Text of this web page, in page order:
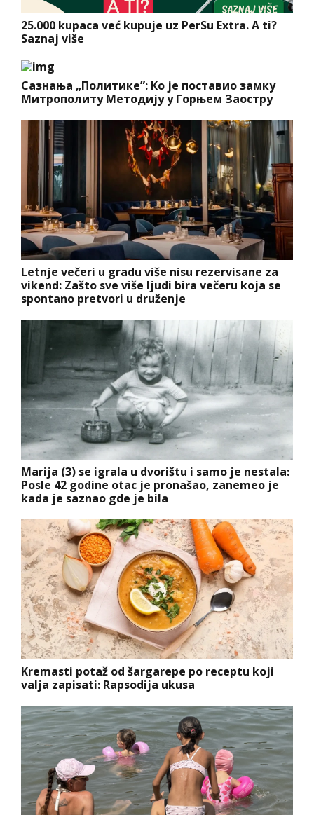
25.000 kupaca već kupuje uz PerSu Extra. A ti?
Saznaj više
Сазнања „Политике”: Ко је поставио замку
Митрополиту Методију у Горњем Заостру
Letnje večeri u gradu više nisu rezervisane za
vikend: Zašto sve više ljudi bira večeru koja se
spontano pretvori u druženje
Marija (3) se igrala u dvorištu i samo je nestala:
Posle 42 godine otac je pronašao, zanemeo je
kada je saznao gde je bila
Kremasti potaž od šargarepe po receptu koji
valja zapisati: Rapsodija ukusa